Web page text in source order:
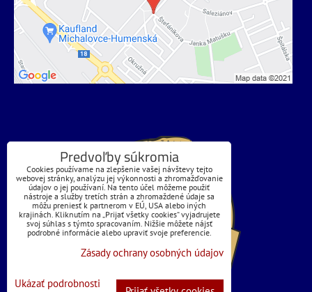
Predvoľby súkromia
Cookies používame na zlepšenie vašej návštevy tejto
webovej stránky, analýzu jej výkonnosti a zhromažďovanie
údajov o jej používaní. Na tento účel môžeme použiť
nástroje a služby tretích strán a zhromaždené údaje sa
môžu preniesť k partnerom v EÚ, USA alebo iných
krajinách. Kliknutím na „Prijať všetky cookies“ vyjadrujete
svoj súhlas s týmto spracovaním. Nižšie môžete nájsť
podrobné informácie alebo upraviť svoje preferencie.
Zásady ochrany osobných údajov
Ukázať podrobnosti